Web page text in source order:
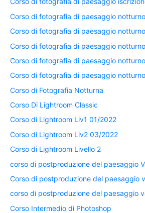
Corso di fotografia di paesaggio
Corso di fotografia di paesaggio
Corso di fotografia di paesaggio
Corso di fotografia di paesaggio
Corso di fotografia di paesaggio
Corso di Fotografia Notturna
Corso Di Lightroom Classic
Corso di Lightroom Liv1 01/2022
Corso di Lightroom Liv2 03/2022
Corso di Lightroom Livello 2
corso di postproduzione del paesaggio
Corso di postproduzione del paesaggio
corso di postproduzione del paesaggio
Corso Intermedio di Photoshop